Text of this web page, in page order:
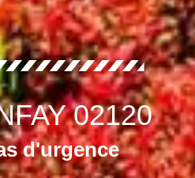
02120
d'urgence